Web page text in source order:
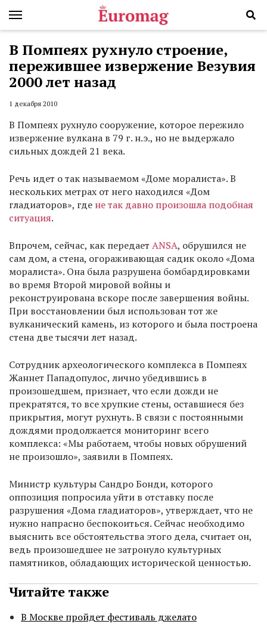
В Помпеях рухнуло строение,
пережившее извержение Везувия
2000 лет назад
1 декабря 2010
В Помпеях рухнуло сооружение, которое пережило
извержение вулкана в 79 г. н.э., но не выдержало
сильных дождей 21 века.
Речь идет о так называемом «Доме моралиста». В
нескольких метрах от него находился «Дом
гладиаторов», где не так давно произошла подобная
ситуация.
Впрочем, сейчас, как передает ANSA, обрушился не
сам дом, а стена, огораживающая садик около «Дома
моралиста». Она была разрушена бомбардировками
во время Второй мировой войны и
реконструирована вскоре после завершения войны.
При восстановлении был использован тот же
вулканический камень, из которого и была построена
стена две тысячи лет назад.
Сотрудник археологического комплекса в Помпеях
Жаннет Пападопулос, лично убедившись в
произошедшем, признает, что если дожди не
прекратятся, то все хрупкие стены, оставшиеся без
прикрытия, могут рухнуть. В связи с постоянными
дождями продолжается мониторинг всего
комплекса: «Мы работаем, чтобы новых обрушений
не произошло», заявили в Помпеях.
Министр культуры Сандро Бонди, которого
оппозиция попросила уйти в отставку после
разрушения «Дома гладиаторов», утверждает, что не
нужно напрасно беспокоиться. Сейчас необходимо
выяснить все обстоятельства этого дела, считает он,
ведь произошедшее не затронуло культурных
памятников, обладающих исторической ценностью.
Читайте также
В Москве пройдет фестиваль джелато